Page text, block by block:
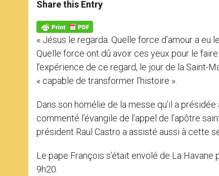
s
p
p
e
g
e
r
b
k
Share this Entry
« Jésus le regarda. Quelle force d’amour a
Quelle force ont dû avoir ces yeux pour le
l’expérience de ce regard, le jour de la Saint-
« capable de transformer l’histoire ».
Dans son homélie de la messe qu’il a
commenté l’évangile de l’appel de l’apôtre
président Raul Castro a assisté aussi à cette
Le pape François s’était envolé de La Havane
9h20.